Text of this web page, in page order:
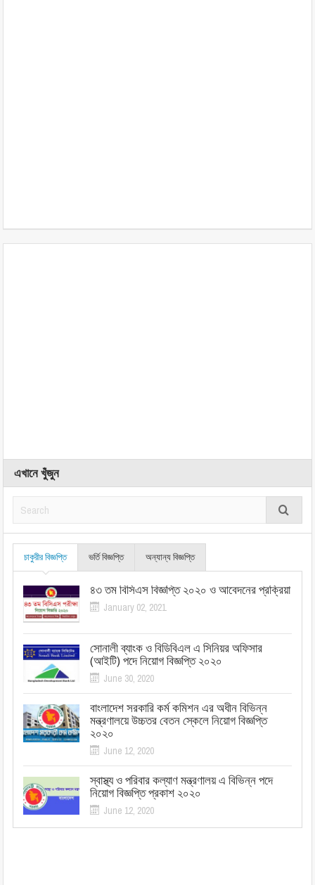
এখানে খুঁজুন
চাকুরীর বিজ্ঞপ্তি ভর্তি বিজ্ঞপ্তি অন্যান্য বিজ্ঞপ্তি
৪৩ তম বিসিএস বিজ্ঞপ্তি ২০২০ ও আবেদনের প্রক্রিয়া
January 02, 2021
সোনালী ব্যাংক ও বিডিবিএল এ সিনিয়র অফিসার
(আইটি) পদে নিয়োগ বিজ্ঞপ্তি ২০২০
June 30, 2020
বাংলাদেশ সরকারি কর্ম কমিশন এর অধীন বিভিন্ন
মন্ত্রণালয়ে উচ্চতর বেতন স্কেলে নিয়োগ বিজ্ঞপ্তি
২০২০
June 12, 2020
স্বাস্থ্য ও পরিবার কল্যাণ মন্ত্রণালয় এ বিভিন্ন পদে
নিয়োগ বিজ্ঞপ্তি প্রকাশ ২০২০
June 12, 2020